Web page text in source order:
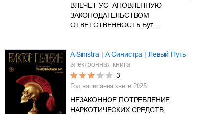
ВЛЕЧЕТ УСТАНОВЛЕННУЮ
ЗАКОНОДАТЕЛЬСТВОМ
ОТВЕТСТВЕННОСТЬ Бут…
A Sinistra | А Синистра | Левый Путь
электронная книга
3
Год написания книги 2025
НЕЗАКОННОЕ ПОТРЕБЛЕНИЕ
НАРКОТИЧЕСКИХ СРЕДСТВ,